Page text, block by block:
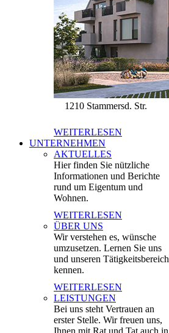
1210 Stammersd. Str.
WEITERLESEN
UNTERNEHMEN
AKTUELLES
Hier finden Sie nützliche
Informationen und Berichte
rund um Eigentum und
Wohnen.
WEITERLESEN
ÜBER UNS
Wir verstehen es, wünsche
umzusetzen. Lernen Sie uns
und unseren Tätigkeitsbereich
kennen.
WEITERLESEN
LEISTUNGEN
Bei uns steht Vertrauen an
erster Stelle. Wir freuen uns,
Ihnen mit Rat und Tat auch in